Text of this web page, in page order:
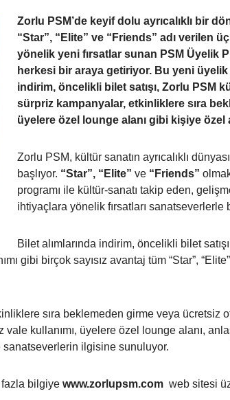
Zorlu PSM’de keyif dolu ayrıcalıklı bir
“Star”, “Elite” ve “Friends” adı verilen
yönelik yeni fırsatlar sunan PSM Üyelik
herkesi bir araya getiriyor. Bu yeni üyelik
indirim, öncelikli bilet satışı, Zorlu PSM
sürpriz kampanyalar, etkinliklere sıra
üyelere özel lounge alanı gibi kişiye
Zorlu PSM, kültür sanatın ayrıcalıklı
başlıyor. “Star”, “Elite” ve “Friends”
programı ile kültür-sanatı takip eden,
ihtiyaçlara yönelik fırsatları sanatseverlerle
Bilet alımlarında indirim, öncelikli bilet
gibi birçok sayısız avantaj tüm “Star”,
sıra beklemeden girme veya ücretsiz
kullanımı, üyelere özel lounge alanı,
sanatseverlerin ilgisine sunuluyor.
fazla bilgiye www.zorlupsm.com web sitesi